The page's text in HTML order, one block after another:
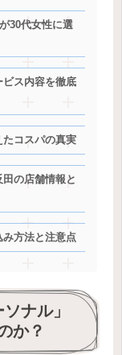
30代女性に選
ビス内容を徹底
コスパの真実
の店舗情報と
方法と注意点
ナル」
か？